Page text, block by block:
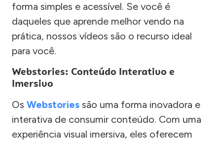
forma simples e acessível. Se você é
daqueles que aprende melhor vendo na
prática, nossos vídeos são o recurso ideal
para você.
Webstories: Conteúdo Interativo e
Imersivo
Os Webstories são uma forma inovadora e
interativa de consumir conteúdo. Com uma
experiência visual imersiva, eles oferecem